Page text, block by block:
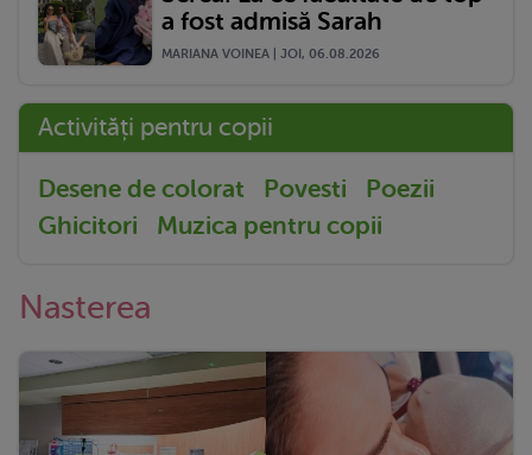
a fost admisă Sarah
MARIANA VOINEA | JOI, 06.08.2026
Activități pentru copii
Desene de colorat Povesti
Poezii
Ghicitori
Muzica pentru copii
Nasterea